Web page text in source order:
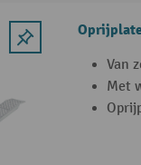
Van
Met